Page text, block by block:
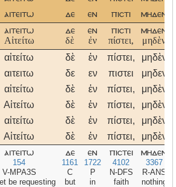
αιτειτω δε εν πιστι μηδεν
αιτειτω
Αἰτείτω
δε
δὲ
εν
ἐν
πιστι
πίστει,
μηδεν
μηδὲν
αἰτείτω δὲ ἐν πίστει, μηδὲν
αιτειτω δε εν πιστει μηδεν
αἰτείτω δὲ ἐν πίστει, μηδὲν
Αἰτείτω δὲ ἐν πίστει, μηδὲν
αἰτείτω δὲ ἐν πίστει, μηδὲν
Αἰτείτω δὲ ἐν πίστει, μηδὲν
αιτειτω
154
V-MPA3S
be requesting
δε
1161
C
but
εν
1722
P
in
πιστει
4102
N-DFS
faith
μηδεν
3367
R-ANS
nothing